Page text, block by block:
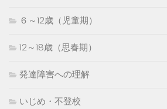
６～12歳（児童期）
12～18歳（思春期）
発達障害への理解
いじめ・不登校